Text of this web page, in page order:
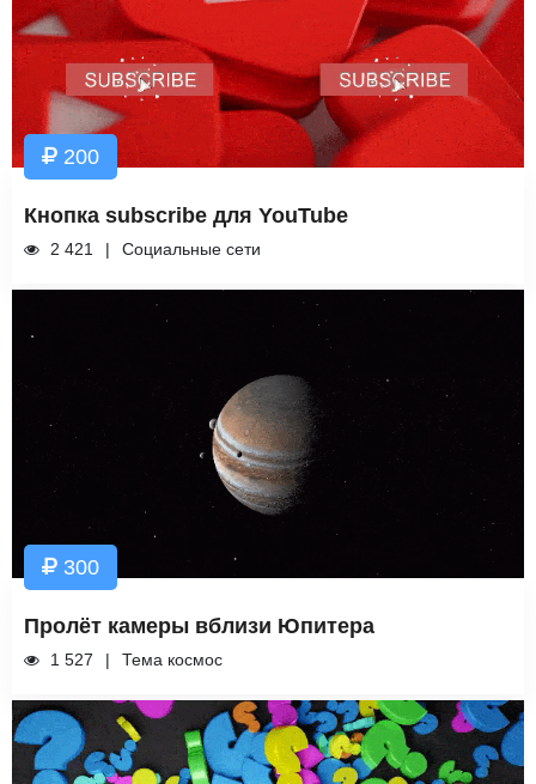
200
Кнопка subscribe для YouTube
2 421 Социальные сети
300
Пролёт камеры вблизи Юпитера
1 527 Тема космос